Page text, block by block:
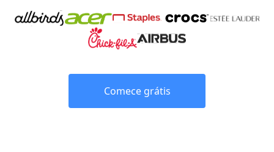
Comece grátis